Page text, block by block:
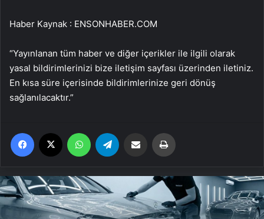
Haber Kaynak : ENSONHABER.COM
“Yayınlanan tüm haber ve diğer içerikler ile ilgili olarak
yasal bildirimlerinizi bize iletişim sayfası üzerinden iletiniz.
En kısa süre içerisinde bildirimlerinize geri dönüş
sağlanılacaktır.”
Facebook WhatsApp Email'den paylaş